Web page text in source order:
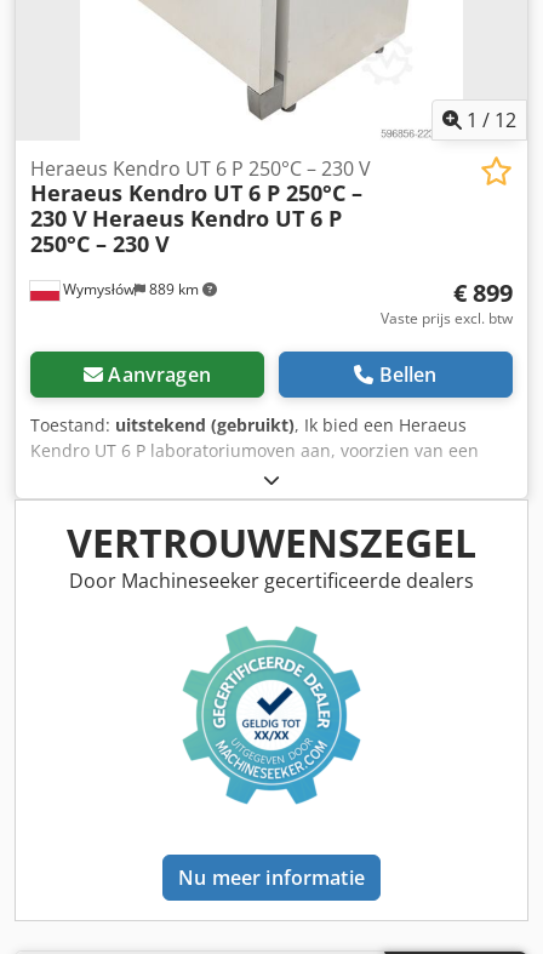
1 / 12
Wymysłów 889 km
Heraeus Kendro UT 6 P 250°C – 230 V
Heraeus Kendro UT 6 P 250°C –
230 V Heraeus Kendro UT 6 P
250°C – 230 V
€ 899
Vaste prijs excl. btw
Aanvragen Bellen
Toestand: uitstekend (gebruikt), Ik bied een Heraeus
Kendro UT 6 P laboratoriumoven aan, voorzien van een
digitale Function Line-controller. Het apparaat is bedoeld
voor het drogen, verhitten, steriliseren en thermisch
behandelen van monsters in laboratoria,
onderzoeksinstituten en industriële bedrijven. Chjdpfx
Abozmamuo Uja De oven is technisch in perfecte staat. De
goede staat. De oven is voorzien van een rooster en
geleiders waarmee de hoogte van het rek kan worden
aangepast. Technische gegevens: Fabrikant: Heraeus /
Kendro Laboratory Products Model: UT 6 P Maximale
temperatuur: 250°C Voeding: 230 V / 50–60 Hz Vermogen:
1,27 kW Nominale stroom: 5,5 A Beschermingsklasse: IP20
Bediening: digitaal Function Line-paneel Kamer van
roestvrij staal Geforceerde luchtcirculatie voor een
VERTROUWENSZEGEL
Door Machineseeker gecertificeerde dealers
Nu meer informatie